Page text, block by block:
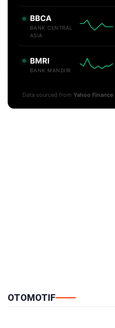
BBCA
BANK CENTRAL
ASIA
BMRI
BANK MANDIRI
Data sourced from Yahoo Finance
OTOMOTIF